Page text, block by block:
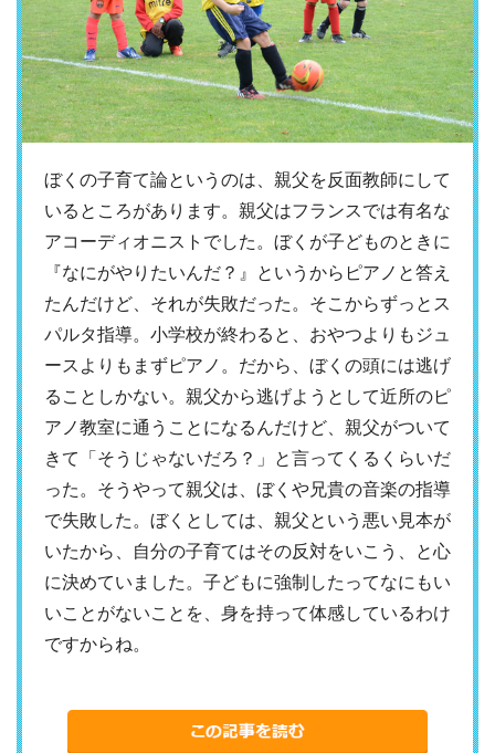
ぼくの子育て論というのは、親父を反面教師にして
いるところがあります。親父はフランスでは有名な
アコーディオニストでした。ぼくが子どものときに
『なにがやりたいんだ？』というからピアノと答え
たんだけど、それが失敗だった。そこからずっとス
パルタ指導。小学校が終わると、おやつよりもジュ
ースよりもまずピアノ。だから、ぼくの頭には逃げ
ることしかない。親父から逃げようとして近所のピ
アノ教室に通うことになるんだけど、親父がついて
きて「そうじゃないだろ？」と言ってくるくらいだ
った。そうやって親父は、ぼくや兄貴の音楽の指導
で失敗した。ぼくとしては、親父という悪い見本が
いたから、自分の子育てはその反対をいこう、と心
に決めていました。子どもに強制したってなにもい
いことがないことを、身を持って体感しているわけ
ですからね。